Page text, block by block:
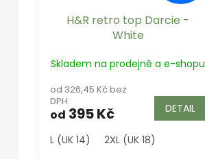
H&R retro top Darcie -
White
Skladem na prodejně a e-shopu
od 326,45 Kč bez
DPH
od 395 Kč DETAIL
L (UK 14) 2XL (UK 18)